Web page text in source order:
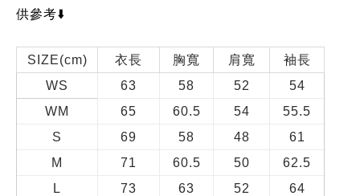
供參考⬇️
SIZE(cm) 衣長 胸寬 肩寬
袖長
WS
63 58 52
54
WM
65 60.5 54
55.5
S
69 58 48
61
M
71 60.5 50
62.5
L
73 63 52
64